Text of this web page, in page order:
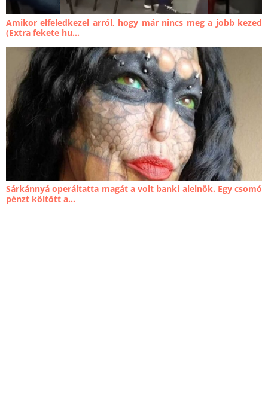
Amikor elfeledkezel arról, hogy már nincs meg a jobb kezed
(Extra fekete hu...
Sárkánnyá operáltatta magát a volt banki alelnök. Egy csomó
pénzt költött a...